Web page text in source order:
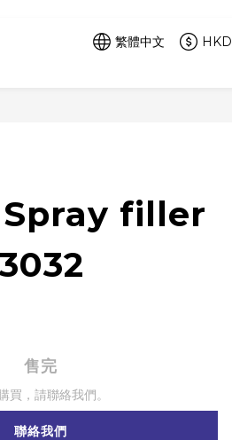
繁體中文
HKD
filler
售完
買，請聯絡我們。
聯絡我們